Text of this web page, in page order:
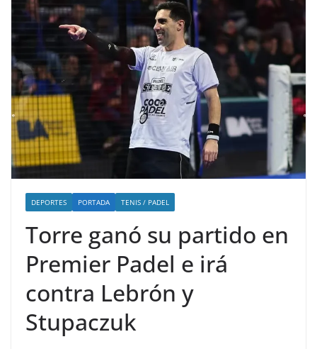
DEPORTES PORTADA TENIS / PADEL
Torre ganó su partido en
Premier Padel e irá
contra Lebrón y
Stupaczuk